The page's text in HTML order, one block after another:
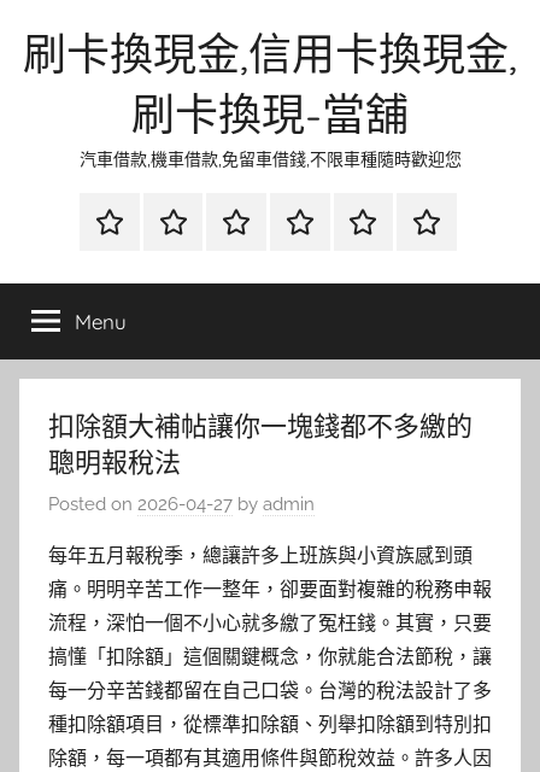
刷卡換現金,信用卡換現金,
刷卡換現-當舖
汽車借款,機車借款,免留車借錢,不限車種隨時歡迎您
首
當
金
網
資
流
時
環
清
聯
徵
Menu
扣除額大補帖讓你一塊錢都不多繳的
聰明報稅法
Posted on 2026-04-27 by admin
每年五月報稅季，總讓許多上班族與小資族感到頭
痛。明明辛苦工作一整年，卻要面對複雜的稅務申報
流程，深怕一個不小心就多繳了冤枉錢。其實，只要
搞懂「扣除額」這個關鍵概念，你就能合法節稅，讓
每一分辛苦錢都留在自己口袋。台灣的稅法設計了多
種扣除額項目，從標準扣除額、列舉扣除額到特別扣
除額，每一項都有其適用條件與節稅效益。許多人因